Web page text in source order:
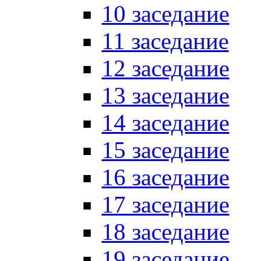
10 заседание
11 заседание
12 заседание
13 заседание
14 заседание
15 заседание
16 заседание
17 заседание
18 заседание